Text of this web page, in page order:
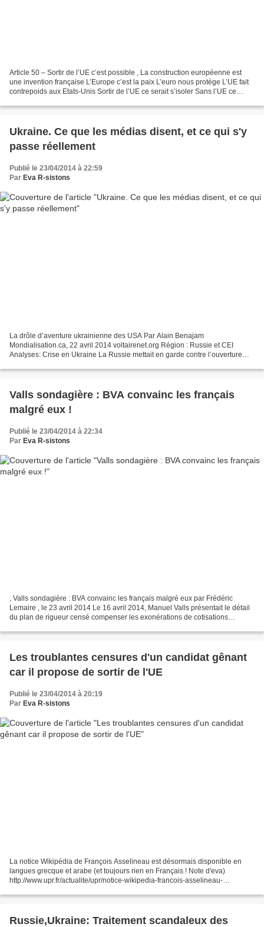
Article 50 – Sortir de l’UE c’est possible , La construction européenne est
une invention française L’Europe c’est la paix L’euro nous protège L’UE fait
contrepoids aux Etats-Unis Sortir de l’UE ce serait s’isoler Sans l’UE ce
Ukraine. Ce que les médias disent, et ce qui s'y
passe réellement
Publié le 23/04/2014 à 22:59
Par Eva R-sistons
La drôle d’aventure ukrainienne des USA Par Alain Benajam
Mondialisation.ca, 22 avril 2014 voltairenet.org Région : Russie et CEI
Analyses: Crise en Ukraine La Russie mettait en garde contre l’ouverture
Valls sondagière : BVA convainc les français
malgré eux !
Publié le 23/04/2014 à 22:34
Par Eva R-sistons
, Valls sondagière : BVA convainc les français malgré eux par Frédéric
Lemaire , le 23 avril 2014 Le 16 avril 2014, Manuel Valls présentait le détail
du plan de rigueur censé compenser les exonérations de cotisations
Les troublantes censures d'un candidat gênant
car il propose de sortir de l'UE
Publié le 23/04/2014 à 20:19
Par Eva R-sistons
La notice Wikipédia de François Asselineau est désormais disponible en
langues grecque et arabe (et toujours rien en Français ! Note d'eva)
http://www.upr.fr/actualite/upr/notice-wikipedia-francois-asselineau-
Russie,Ukraine: Traitement scandaleux des